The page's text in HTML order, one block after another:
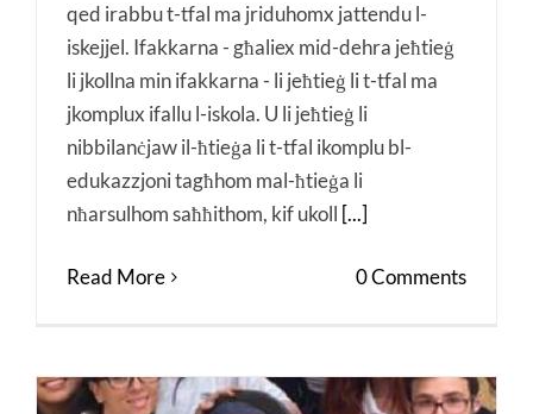
qed irabbu t-tfal ma jriduhomx jattendu l-
iskejjel. Ifakkarna - għaliex mid-dehra jeħtieġ
li jkollna min ifakkarna - li jeħtieġ li t-tfal ma
jkomplux ifallu l-iskola. U li jeħtieġ li
nibbilanċjaw il-ħtieġa li t-tfal ikomplu bl-
edukazzjoni tagħhom mal-ħtieġa li
nħarsulhom saħħithom, kif ukoll [...]
Read More 0 Comments